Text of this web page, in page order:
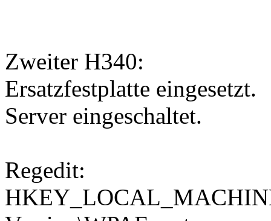
Zweiter H340:
Ersatzfestplatte eingesetzt.
Server eingeschaltet.
Regedit: